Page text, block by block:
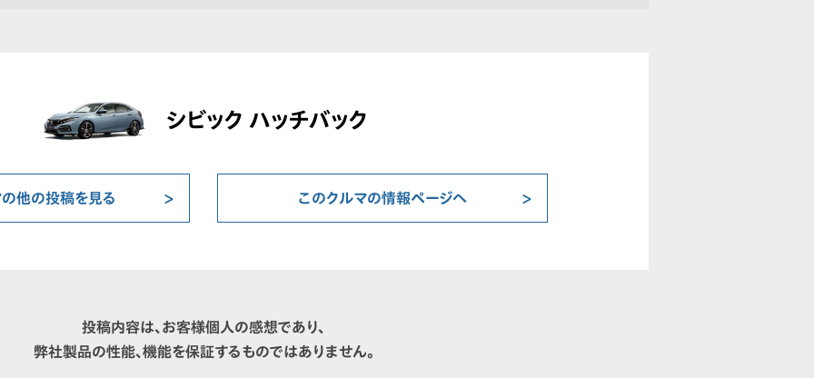
シビック ハッチバック
他の投稿を見る このクルマの情報ページへ
投稿内容は、お客様個人の感想であり、
弊社製品の性能、機能を保証するものではありません。